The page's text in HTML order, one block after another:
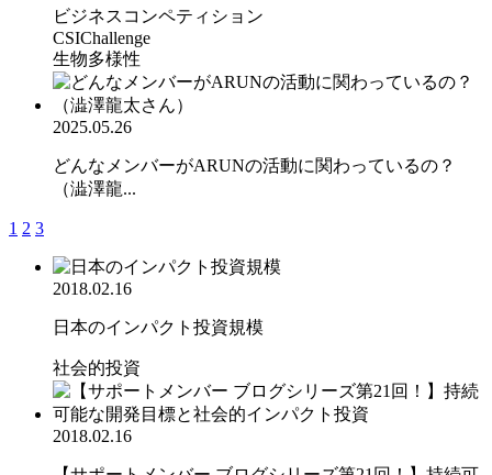
ビジネスコンペティション
CSIChallenge
生物多様性
2025.05.26
どんなメンバーがARUNの活動に関わっているの？
（澁澤龍...
1 2 3
2018.02.16
日本のインパクト投資規模
社会的投資
2018.02.16